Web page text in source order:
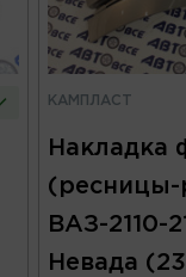
КАМПЛАСТ
Накладка
(ресницы-
ВАЗ-2110-
Невада